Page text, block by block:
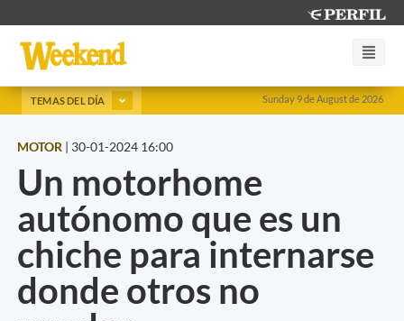
Sunday 9 de August de 2026
TEMAS DEL DÍA
MOTOR | 30-01-2024 16:00
Un motorhome
autónomo que es un
chiche para internarse
donde otros no